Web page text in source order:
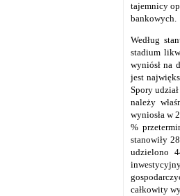
tajemnicy
bankowych.
Według
stadium
wyniósł na
jest
Spory
należy
wyniosła w
%
stanowiły
udzielono
całkowity